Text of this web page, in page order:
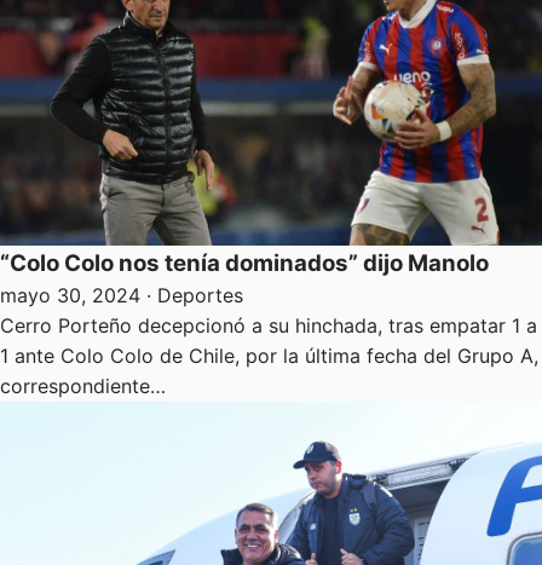
“Colo Colo nos tenía dominados” dijo Manolo
mayo 30, 2024 · Deportes
Cerro Porteño decepcionó a su hinchada, tras empatar 1 a
1 ante Colo Colo de Chile, por la última fecha del Grupo A,
correspondiente…